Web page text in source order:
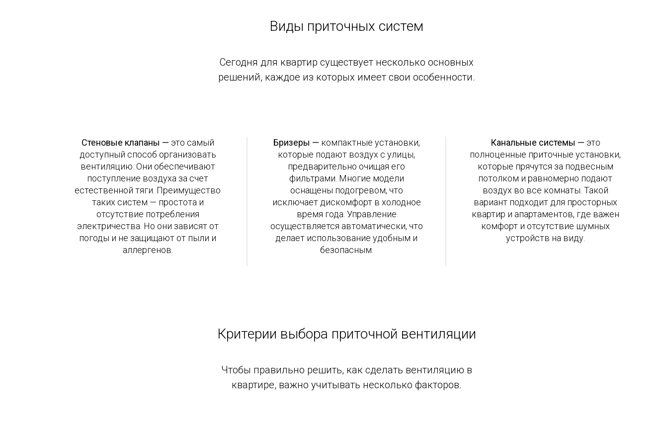
Виды приточных систем
Сегодня для квартир существует несколько основных
решений, каждое из которых имеет свои особенности.
Стеновые клапаны — это самый
доступный способ организовать
вентиляцию. Они обеспечивают
поступление воздуха за счет
естественной тяги. Преимущество
таких систем — простота и
отсутствие потребления
электричества. Но они зависят от
погоды и не защищают от пыли и
аллергенов.
Бризеры — компактные установки,
которые подают воздух с улицы,
предварительно очищая его
фильтрами. Многие модели
оснащены подогревом, что
исключает дискомфорт в холодное
время года. Управление
осуществляется автоматически, что
делает использование удобным и
безопасным.
Канальные системы — это
полноценные приточные установки,
которые прячутся за подвесным
потолком и равномерно подают
воздух во все комнаты. Такой
вариант подходит для просторных
квартир и апартаментов, где важен
комфорт и отсутствие шумных
устройств на виду.
Критерии выбора приточной вентиляции
Чтобы правильно решить, как сделать вентиляцию в
квартире, важно учитывать несколько факторов.